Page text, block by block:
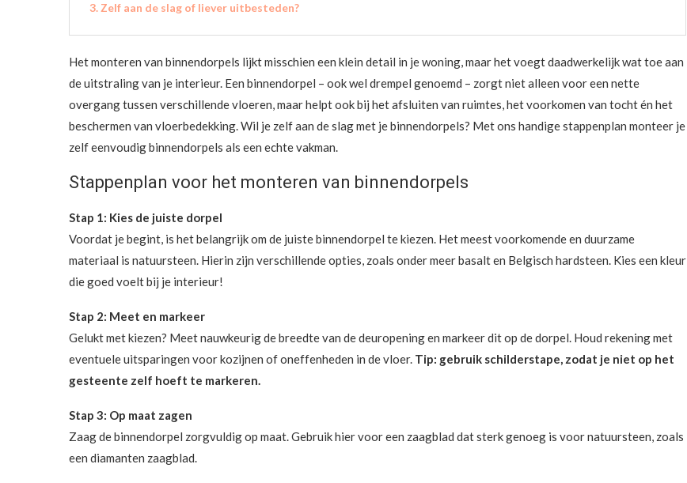
Zelf aan de slag of liever uitbesteden?
Het monteren van binnendorpels lijkt misschien een klein detail in je woning, maar het voegt daadwerkelijk wat toe aan
de uitstraling van je interieur. Een binnendorpel – ook wel drempel genoemd – zorgt niet alleen voor een nette
overgang tussen verschillende vloeren, maar helpt ook bij het afsluiten van ruimtes, het voorkomen van tocht én het
beschermen van vloerbedekking. Wil je zelf aan de slag met je binnendorpels? Met ons handige stappenplan monteer je
zelf eenvoudig binnendorpels als een echte vakman.
Stappenplan voor het monteren van binnendorpels
Stap 1: Kies de juiste dorpel
Voordat je begint, is het belangrijk om de juiste binnendorpel te kiezen. Het meest voorkomende en duurzame
materiaal is natuursteen. Hierin zijn verschillende opties, zoals onder meer basalt en Belgisch hardsteen. Kies een kleur
die goed voelt bij je interieur!
Stap 2: Meet en markeer
Gelukt met kiezen? Meet nauwkeurig de breedte van de deuropening en markeer dit op de dorpel. Houd rekening met
eventuele uitsparingen voor kozijnen of oneffenheden in de vloer. Tip: gebruik schilderstape, zodat je niet op het
gesteente zelf hoeft te markeren.
Stap 3: Op maat zagen
Zaag de binnendorpel zorgvuldig op maat. Gebruik hier voor een zaagblad dat sterk genoeg is voor natuursteen, zoals
een diamanten zaagblad.